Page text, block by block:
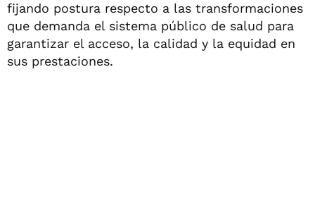
fijando postura respecto a las transformaciones
que demanda el sistema público de salud para
garantizar el acceso, la calidad y la equidad en
sus prestaciones.